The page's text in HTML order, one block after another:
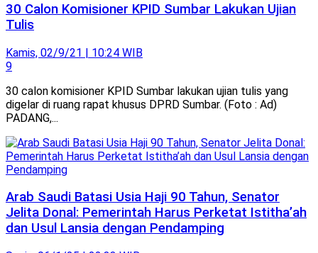
30 Calon Komisioner KPID Sumbar Lakukan Ujian
Tulis
Kamis, 02/9/21 | 10:24 WIB
9
30 calon komisioner KPID Sumbar lakukan ujian tulis yang
digelar di ruang rapat khusus DPRD Sumbar. (Foto : Ad)
PADANG,...
Arab Saudi Batasi Usia Haji 90 Tahun, Senator
Jelita Donal: Pemerintah Harus Perketat Istitha’ah
dan Usul Lansia dengan Pendamping